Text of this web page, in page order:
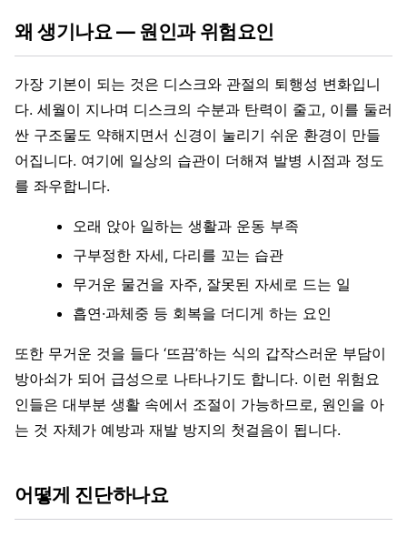
왜 생기나요 — 원인과 위험요인
가장 기본이 되는 것은 디스크와 관절의 퇴행성 변화입니
다. 세월이 지나며 디스크의 수분과 탄력이 줄고, 이를 둘러
싼 구조물도 약해지면서 신경이 눌리기 쉬운 환경이 만들
어집니다. 여기에 일상의 습관이 더해져 발병 시점과 정도
를 좌우합니다.
오래 앉아 일하는 생활과 운동 부족
구부정한 자세, 다리를 꼬는 습관
무거운 물건을 자주, 잘못된 자세로 드는 일
흡연·과체중 등 회복을 더디게 하는 요인
또한 무거운 것을 들다 ‘뜨끔’하는 식의 갑작스러운 부담이
방아쇠가 되어 급성으로 나타나기도 합니다. 이런 위험요
인들은 대부분 생활 속에서 조절이 가능하므로, 원인을 아
는 것 자체가 예방과 재발 방지의 첫걸음이 됩니다.
어떻게 진단하나요